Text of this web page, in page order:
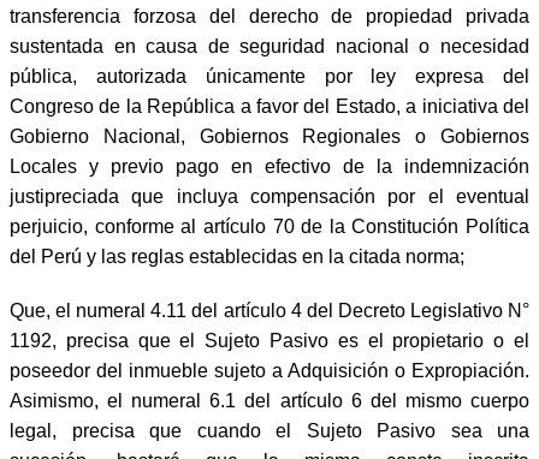
transferencia forzosa del derecho de propiedad privada
sustentada en causa de seguridad nacional o necesidad
pública, autorizada únicamente por ley expresa del
Congreso de la República a favor del Estado, a iniciativa del
Gobierno Nacional, Gobiernos Regionales o Gobiernos
Locales y previo pago en efectivo de la indemnización
justipreciada que incluya compensación por el eventual
perjuicio, conforme al artículo 70 de la Constitución Política
del Perú y las reglas establecidas en la citada norma;
Que, el numeral 4.11 del artículo 4 del Decreto Legislativo N°
1192, precisa que el Sujeto Pasivo es el propietario o el
poseedor del inmueble sujeto a Adquisición o Expropiación.
Asimismo, el numeral 6.1 del artículo 6 del mismo cuerpo
legal, precisa que cuando el Sujeto Pasivo sea una